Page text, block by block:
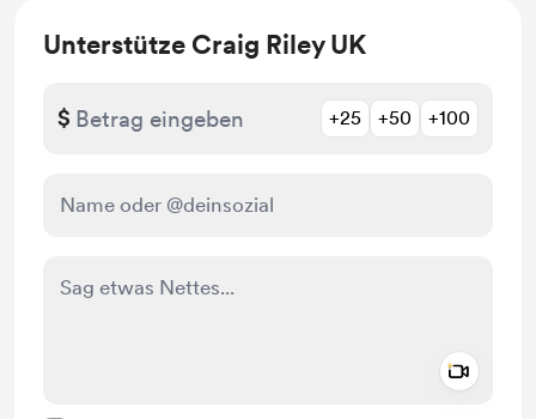
Unterstütze Craig Riley UK
$ +25 +50 +100